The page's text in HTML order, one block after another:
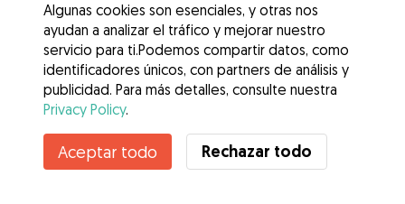
Algunas cookies son esenciales, y otras nos
ayudan a analizar el tráfico y mejorar nuestro
servicio para ti.Podemos compartir datos, como
identificadores únicos, con partners de análisis y
publicidad. Para más detalles, consulte nuestra
Privacy Policy.
Aceptar todo Rechazar todo